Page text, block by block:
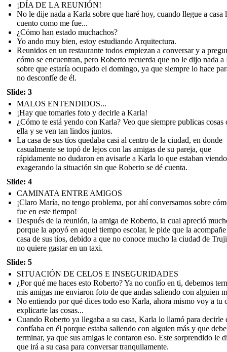
¡DÍA DE LA REUNIÓN!
No le dije nada a Karla sobre que haré hoy, cuando llegue a casa
cuento como me fue...
¿Cómo han estado muchachos?
Yo ando muy bien, estoy estudiando Arquitectura.
Reunidos en un restaurante todos empiezan a conversar y a
cómo se encuentran, pero Roberto recuerda que no le dijo nada a
sobre que estaría ocupado el domingo, ya que siempre lo hace
no desconfíe de él.
Slide: 3
MALOS ENTENDIDOS...
¡Hay que tomarles foto y decirle a Karla!
¿Cómo te está yendo con Karla? Veo que siempre publicas cosas
ella y se ven tan lindos juntos.
La casa de sus tíos quedaba casi al centro de la ciudad, en donde
casualmente se topó de lejos con las amigas de su pareja, que
rápidamente no dudaron en avisarle a Karla lo que estaban
exagerando la situación sin que Roberto se dé cuenta.
Slide: 4
CAMINATA ENTRE AMIGOS
¡Claro María, no tengo problema, por ahí conversamos sobre
fue en este tiempo!
Después de la reunión, la amiga de Roberto, la cual apreció
porque la apoyó en aquel tiempo escolar, le pide que la
casa de sus tíos, debido a que no conoce mucho la ciudad de
no quiere gastar en un taxi.
Slide: 5
SITUACIÓN DE CELOS E INSEGURIDADES
¿Por qué me haces esto Roberto? Ya no confío en ti, debemos
mis amigas me enviaron foto de que andas saliendo con alguien
No entiendo por qué dices todo eso Karla, ahora mismo voy a tu
explicarte las cosas...
Cuando Roberto ya llegaba a su casa, Karla lo llamó para decirle
confíaba en él porque estaba saliendo con alguien más y que
terminar, ya que sus amigas le contaron eso. Este sorprendido le
que irá a su casa para conversar tranquilamente.